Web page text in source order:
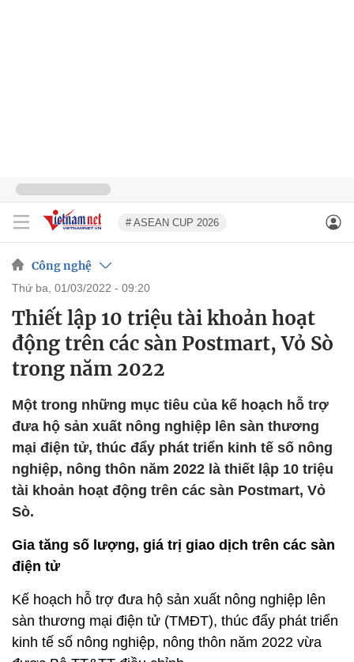
# ASEAN CUP 2026
Công nghệ
thứ ba, 01/03/2022 - 09:20
Thiết lập 10 triệu tài khoản hoạt
động trên các sàn Postmart, Vỏ Sò
trong năm 2022
Một trong những mục tiêu của kế hoạch hỗ trợ
đưa hộ sản xuất nông nghiệp lên sàn thương
mại điện tử, thúc đẩy phát triển kinh tế số nông
nghiệp, nông thôn năm 2022 là thiết lập 10 triệu
tài khoản hoạt động trên các sàn Postmart, Vỏ
Sò.
Gia tăng số lượng, giá trị giao dịch trên các sàn
điện tử
Kế hoạch hỗ trợ đưa hộ sản xuất nông nghiệp lên
sàn thương mại điện tử (TMĐT), thúc đẩy phát triển
kinh tế số nông nghiệp, nông thôn năm 2022 vừa